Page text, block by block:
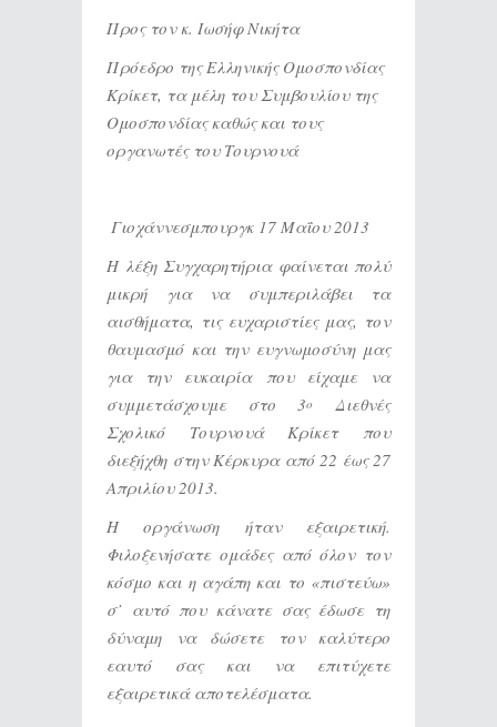
Προς τον κ. Ιωσήφ Νικήτα
Πρόεδρο της Ελληνικής Ομοσπονδίας
Κρίκετ, τα μέλη του Συμβουλίου της
Ομοσπονδίας καθώς και τους
οργανωτές του Τουρνουά
Γιοχάννεσμπουργκ 17 Μαΐου 2013
Η λέξη Συγχαρητήρια φαίνεται πολύ
μικρή για να συμπεριλάβει τα
αισθήματα, τις ευχαριστίες μας, τον
θαυμασμό και την ευγνωμοσύνη μας
για την ευκαιρία που είχαμε να
συμμετάσχουμε στο 3ο
Διεθνές
Σχολικό Τουρνουά Κρίκετ που
διεξήχθη στην Κέρκυρα από 22 έως 27
Απριλίου 2013.
Η οργάνωση ήταν εξαιρετική.
Φιλοξενήσατε ομάδες από όλον τον
κόσμο και η αγάπη και το «πιστεύω»
σ’ αυτό που κάνατε σας έδωσε τη
δύναμη να δώσετε τον καλύτερο
εαυτό σας και να επιτύχετε
εξαιρετικά αποτελέσματα.